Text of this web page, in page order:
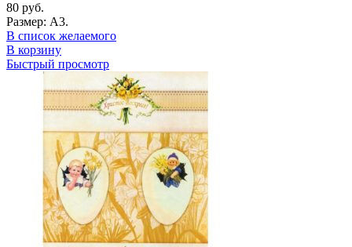
80 руб.
Размер: А3.
В список желаемого
В корзину
Быстрый просмотр